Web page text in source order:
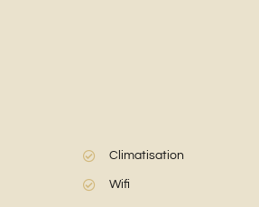
Climatisation
Wifi